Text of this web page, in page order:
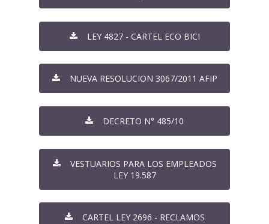
LEY 4827 - CARTEL ECO BICI
NUEVA RESOLUCION 3067/2011 AFIP
DECRETO N° 485/10
VESTUARIOS PARA LOS EMPLEADOS
LEY 19.587
CARTEL LEY 2696 - RECLAMOS